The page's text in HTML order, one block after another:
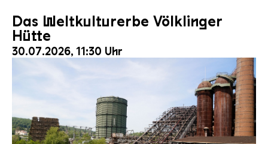
Das Weltkulturerbe Völklinger
Hütte
30.07.2026, 11:30 Uhr